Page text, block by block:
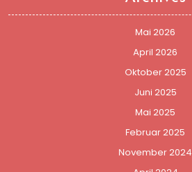
Mai 2026
April 2026
Oktober 2025
Juni 2025
Mai 2025
Februar 2025
November 2024